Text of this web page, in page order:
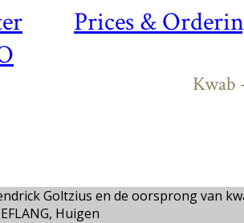
Prices &
Kwab
Goltzius en de oorsprong van
Huigen